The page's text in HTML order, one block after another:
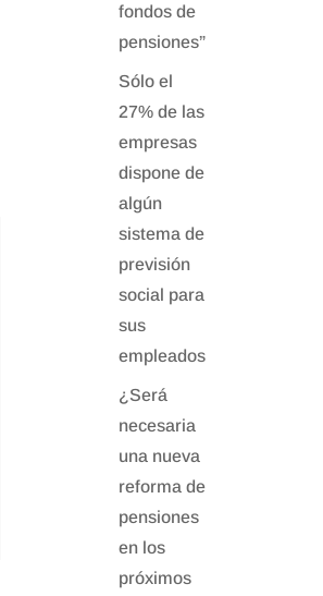
fondos de
pensiones”
Sólo el
27% de las
empresas
dispone de
algún
sistema de
previsión
social para
sus
empleados
¿Será
necesaria
una nueva
reforma de
pensiones
en los
próximos